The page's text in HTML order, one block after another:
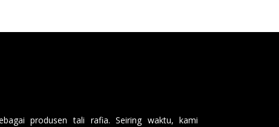
produsen tali rafia. Seiring waktu, kami